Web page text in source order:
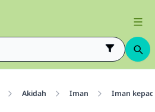
Akidah Iman Iman